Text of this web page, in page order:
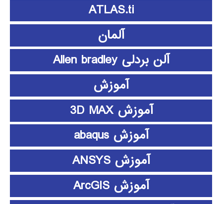
ATLAS.ti
آلمان
آلن بردلی Allen bradley
آموزش
آموزش 3D MAX
آموزش abaqus
آموزش ANSYS
آموزش ArcGIS